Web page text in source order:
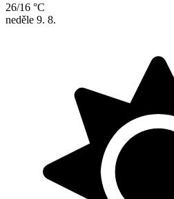
26/16 °C
neděle 9. 8.